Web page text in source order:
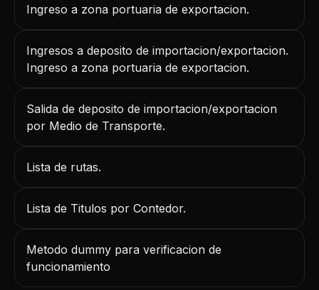
Ingreso a zona portuaria de exportacion.
Ingresos a deposito de importacion/exportacion.
Ingreso a zona portuaria de exportacion.
Salida de deposito de importacion/exportacion
por Medio de Transporte.
Lista de rutas.
Lista de Titulos por Contedor.
Metodo dummy para verificacion de
funcionamiento